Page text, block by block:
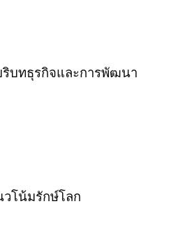
บทธุรกิจและการพัฒนา
โน้มรักษ์โลก